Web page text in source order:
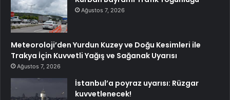
Ağustos 7, 2026
Meteoroloji’den Yurdun Kuzey ve Doğu Kesimleri ile
Trakya İçin Kuvvetli Yağış ve Sağanak Uyarısı
Ağustos 7, 2026
İstanbul’a poyraz uyarısı: Rüzgar
kuvvetlenecek!